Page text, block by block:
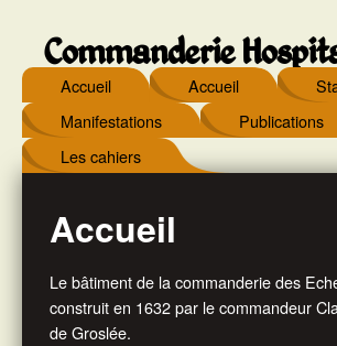
Commanderie
Echelles
Accueil Accueil
Manifestations
Publications
Les cahiers
Accueil
Le bâtiment de la commanderie des
construit en 1632 par le commandeur
de Groslée.